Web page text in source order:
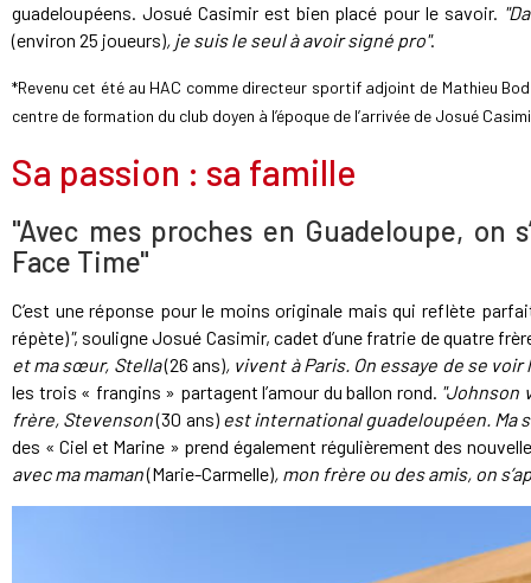
guadeloupéens. Josué Casimir est bien placé pour le savoir.
(environ 25 joueurs), je suis le seul à avoir signé pro".
*Revenu cet été au HAC comme directeur sportif adjoint de Mathieu
centre de formation du club doyen à l’époque de l’arrivée de Josué
Sa passion : sa famille
"Avec mes proches en Guadeloupe, on
Face Time"
C’est une réponse pour le moins originale mais qui reflète
répète)", souligne Josué Casimir, cadet d’une fratrie de quatre
et ma sœur, Stella(26 ans), vivent à Paris. On essaye de se
les trois « frangins » partagent l’amour du ballon rond. "Johnson
frère, Stevenson(30 ans)est international guadeloupéen. Ma
des « Ciel et Marine » prend également régulièrement des
avec ma maman(Marie-Carmelle), mon frère ou des amis, on